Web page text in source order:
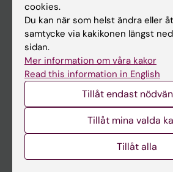
Student
Ladok
Canvas
Schema
Studentmejlen
Kurs- och programwebbar
cookies.
Du kan när som helst ändra eller
samtycke via kakikonen längst
sidan.
Mer information om våra kakor
Read this information in English
Tillåt endast
Tillåt mina valda
Tillåt alla